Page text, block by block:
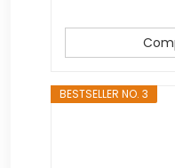
BESTSELLER NO. 3